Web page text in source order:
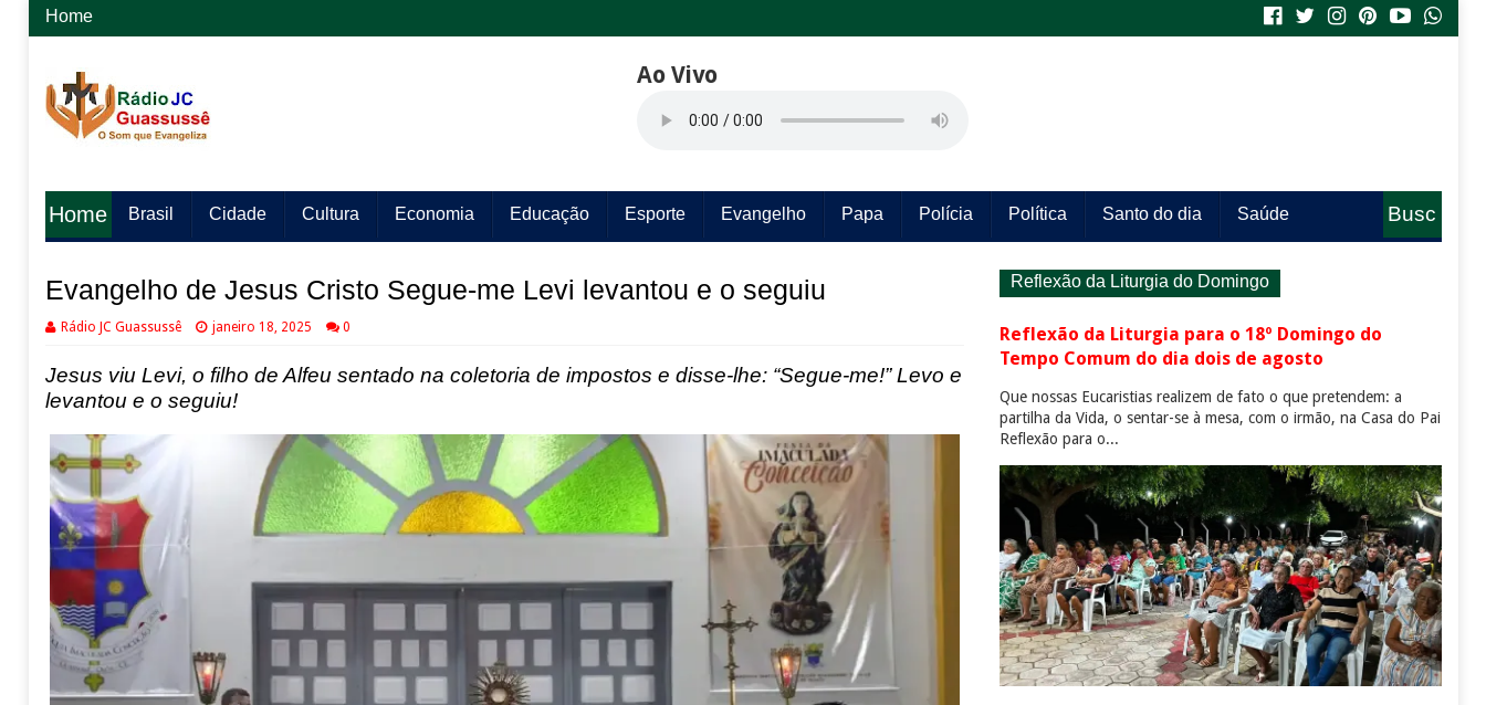
Home
Ao Vivo
Home Brasil Cidade Cultura Economia Educação Esporte Evangelho Papa Polícia Política Santo do dia Saúde
Busc
Evangelho de Jesus Cristo Segue-me Levi levantou e o seguiu
Rádio JC Guassussê janeiro 18, 2025 0
Jesus viu Levi, o filho de Alfeu sentado na coletoria de impostos e disse-lhe: “Segue-me!” Levo e
levantou e o seguiu!
Reflexão da Liturgia do Domingo
Reflexão da Liturgia para o 18º Domingo do
Tempo Comum do dia dois de agosto
Que nossas Eucaristias realizem de fato o que pretendem: a
partilha da Vida, o sentar-se à mesa, com o irmão, na Casa do Pai
Reflexão para o...